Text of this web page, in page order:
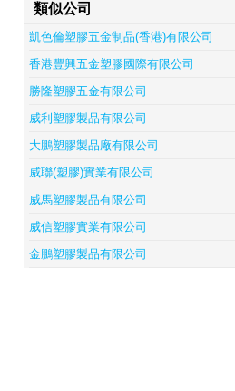
類似公司
凱色倫塑膠五金制品(香港)有限公司
香港豐興五金塑膠國際有限公司
勝隆塑膠五金有限公司
威利塑膠製品有限公司
大鵬塑膠製品廠有限公司
威聯(塑膠)實業有限公司
威馬塑膠製品有限公司
威信塑膠實業有限公司
金鵬塑膠製品有限公司